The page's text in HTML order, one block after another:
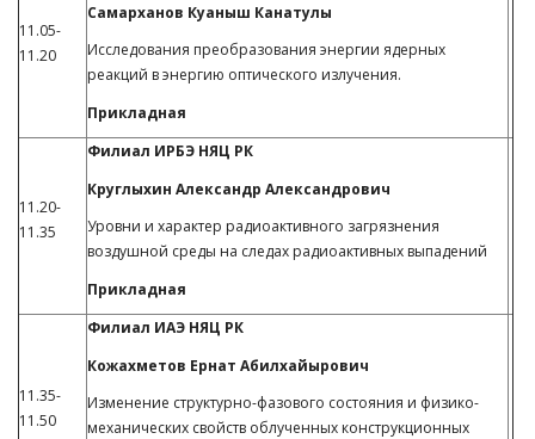
11.05-
11.20
Самарханов Куаныш Канатулы
Исследования преобразования энергии ядерных
реакций в энергию оптического излучения.
Прикладная
11.20-
11.35
Филиал ИРБЭ НЯЦ РК
Круглыхин Александр Александрович
Уровни и характер радиоактивного загрязнения
воздушной среды на следах радиоактивных выпадений
Прикладная
11.35-
11.50
Филиал ИАЭ НЯЦ РК
Кожахметов Ернат Абилхайырович
Изменение структурно-фазового состояния и физико-
механических свойств облученных конструкционных